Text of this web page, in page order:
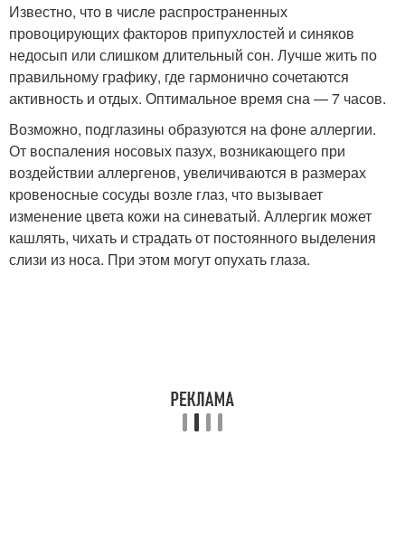
Известно, что в числе распространенных
провоцирующих факторов припухлостей и синяков
недосып или слишком длительный сон. Лучше жить по
правильному графику, где гармонично сочетаются
активность и отдых. Оптимальное время сна — 7 часов.
Возможно, подглазины образуются на фоне аллергии.
От воспаления носовых пазух, возникающего при
воздействии аллергенов, увеличиваются в размерах
кровеносные сосуды возле глаз, что вызывает
изменение цвета кожи на синеватый. Аллергик может
кашлять, чихать и страдать от постоянного выделения
слизи из носа. При этом могут опухать глаза.